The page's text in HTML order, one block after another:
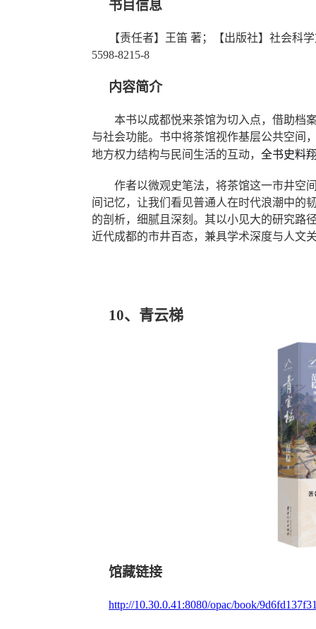
书目信息
【责任者】 王笛 著； 【出版社】 社会科
5598-8215-8
内容简介
本书以成都悦来茶馆为切入点，借助档
与社会功能。书中将茶馆视作基层公共空间
地方权力结构与民间生活的互动， 全书史料
作者以微观史笔法，将茶馆这一市井空
间记忆，让我们看见普通人在时代浪潮中的
的剖析，细腻且深刻。其以小见大的研究路
近代成都的市井百态，兼具学术深度与人文
10、青云梯
馆藏链接
http://10.30.0.41:8080/opac/book/